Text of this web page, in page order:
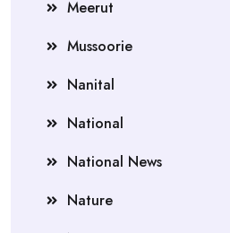
Meerut
Mussoorie
Nanital
National
National News
Nature